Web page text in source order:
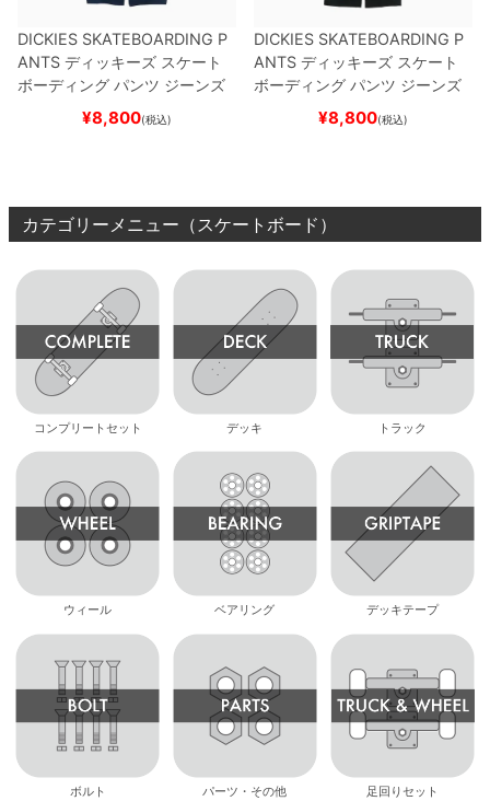
DICKIES SKATEBOARDING P
ANTS ディッキーズ スケート
ボーディング パンツ ジーンズ
SLIM FIT 30 LENGTH
スケートボード スケボ
¥8,800(税込)
DICKIES SKATEBOARDING P
ANTS ディッキーズ スケート
ボーディング パンツ ジーンズ
SLIM FIT 30 LENGTH
スケートボード スケボー
¥8,800(税込)
カテゴリーメニュー（スケートボード）
コンプリートセット デッキ トラック
ウィール ベアリング デッキテープ
ボルト パーツ・その他 足回りセット